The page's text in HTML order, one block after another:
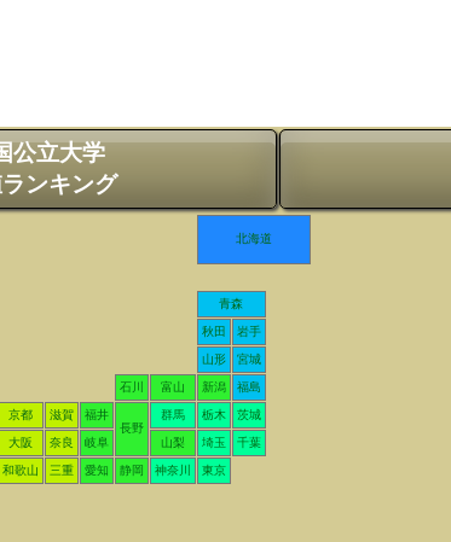
公立大学
ンキング
北海道
青森
秋田 岩手
山形 宮城
石川 富山 新潟 福島
京都 滋賀
福井
長野
群馬 栃木 茨城
大阪 奈良 岐阜 山梨 埼玉 千葉
和歌山 三重 愛知 静岡 神奈川 東京